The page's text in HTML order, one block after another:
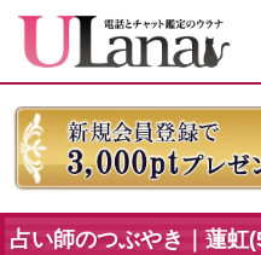
占い師のつぶやき｜蓮虹